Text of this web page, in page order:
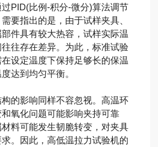
PID(比例-积分-微分)算法调节
要指出的是，由于试样夹具、
件具有较大热容，试样实际温
往存在差异。为此，标准试验
设定温度下保持足够长的保温
达到均匀平衡。
影响同样不容忽视。高温环
氧化问题可能影响夹持可靠
料可能发生韧脆转变，对夹具
。因此，高低温拉力试验机的